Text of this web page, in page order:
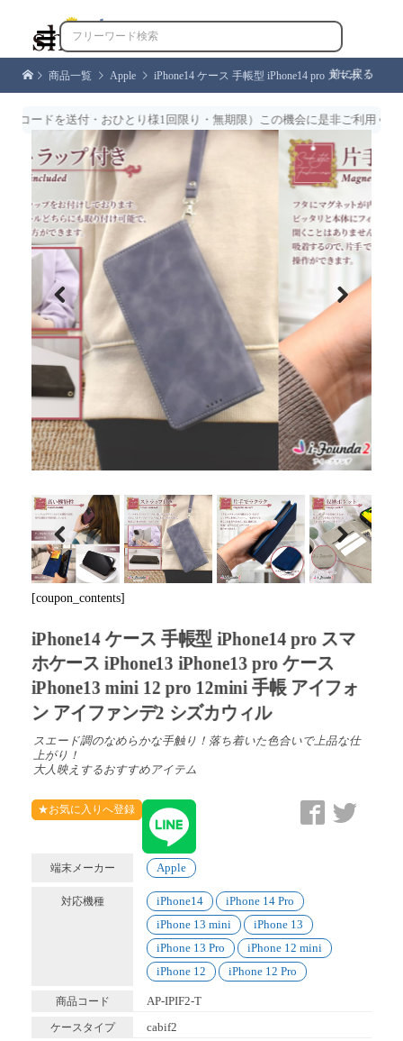

商品一覧 Apple iPhone14 ケース 手帳型 iPhone14 pro スマホケース iPhone13 iPhone13 pro ケース iPhone13 mini 12 pro 12mini 手帳 アイフォン アイファンデ2 シズカウィル
前に戻る
を送付・おひとり様1回限り・無期限）この機会に是非ご利用くださいま
Previous
Previous Next
[coupon_contents]
iPhone14 ケース 手帳型 iPhone14 pro スマ
ホケース iPhone13 iPhone13 pro ケース
iPhone13 mini 12 pro 12mini 手帳 アイフォ
ン アイファンデ2 シズカウィル
スエード調のなめらかな手触り！落ち着いた色合いで上品な仕
上がり！
大人映えするおすすめアイテム
★お気に入りへ登録
端末メーカー Apple
対応機種 iPhone14
iPhone 14 Pro
iPhone 13 mini
iPhone 13
iPhone 13 Pro
iPhone 12 mini
iPhone 12
iPhone 12 Pro
商品コード AP-IPIF2-T
ケースタイプ cabif2